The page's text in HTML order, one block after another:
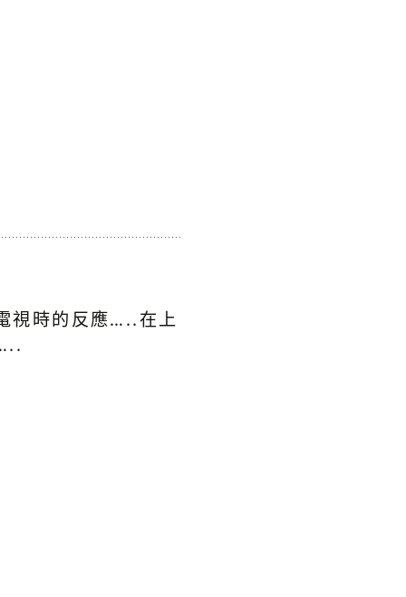
視時的反應…..在上